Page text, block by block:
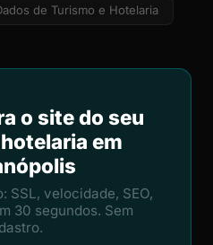
de Turismo e Hotelaria
o site do seu
em
SSL, velocidade, SEO,
30 segundos. Sem